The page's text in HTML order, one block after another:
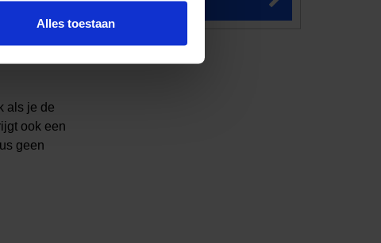
Alles toestaan
als je de
ook een
geen